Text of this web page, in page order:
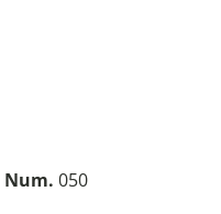
Num. 050